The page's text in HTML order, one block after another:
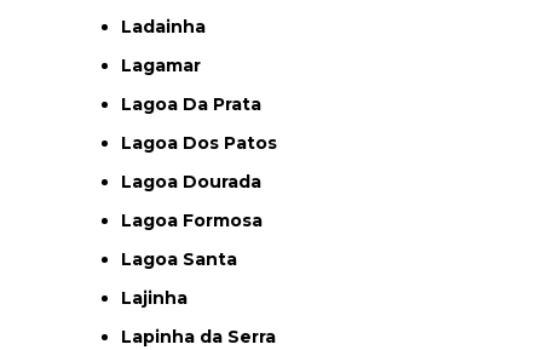
Ladainha
Lagamar
Lagoa Da Prata
Lagoa Dos Patos
Lagoa Dourada
Lagoa Formosa
Lagoa Santa
Lajinha
Lapinha da Serra